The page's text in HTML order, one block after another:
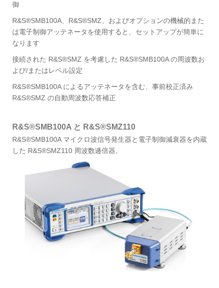
御
R&S®SMB100A、R&S®SMZ、およびオプションの機械的また
は電子制御アッテネータを使用すると、セットアップが簡単に
なります
接続された R&S®SMZ を考慮した R&S®SMB100A の周波数お
よび/またはレベル設定
R&S®SMB100A によるアッテネータを含む、事前校正済み
R&S®SMZ の自動周波数応答補正
R&S®SMB100A と R&S®SMZ110
R&S®SMB100A マイクロ波信号発生器と電子制御減衰器を内蔵
した R&S®SMZ110 周波数逓倍器。